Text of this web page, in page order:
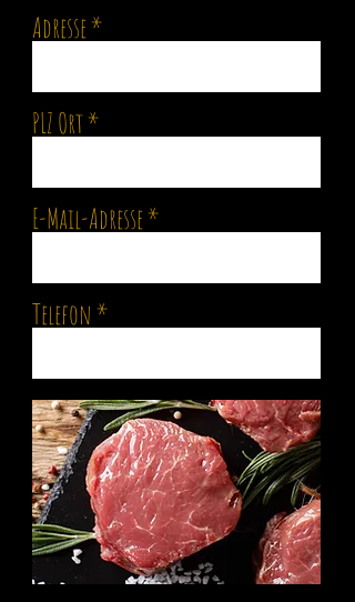
Adresse
PLZ Ort
E-Mail-Adresse
Telefon